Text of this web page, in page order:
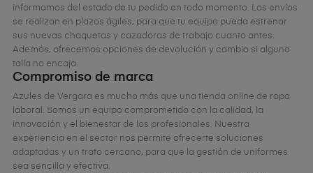
informamos del estado de tu pedido en todo momento. Los envíos
se realizan en plazos ágiles, para que tu equipo pueda estrenar
sus nuevas chaquetas y cazadoras de trabajo cuanto antes.
Además, ofrecemos opciones de devolución y cambio si alguna
talla no encaja.
Compromiso de marca
Azules de Vergara es mucho más que una tienda online de ropa
laboral. Somos un equipo comprometido con la calidad, la
innovación y el bienestar de los profesionales. Nuestra
experiencia en el sector nos permite ofrecerte soluciones
adaptadas y un trato cercano, para que la gestión de uniformes
sea sencilla y efectiva.